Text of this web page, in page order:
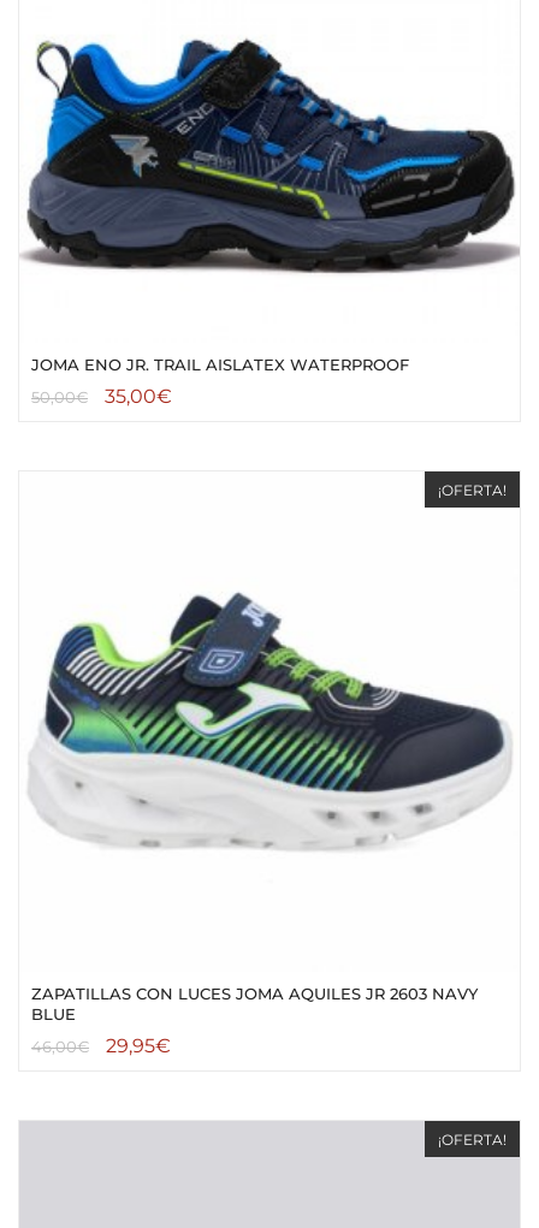
JOMA ENO JR. TRAIL AISLATEX WATERPROOF
50,00€ 35,00€
¡OFERTA!
ZAPATILLAS CON LUCES JOMA AQUILES JR 2603 NAVY
BLUE
46,00€ 29,95€
¡OFERTA!